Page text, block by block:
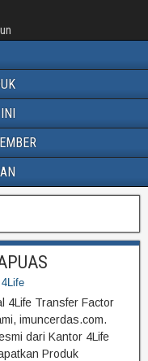
4Life Transfer Factor
imuncerdas.com.
dari Kantor 4Life
Produk